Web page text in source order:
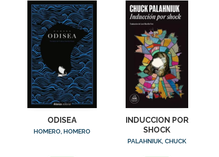
ODISEA
HOMERO, HOMERO
INDUCCION POR
SHOCK
PALAHNIUK, CHUCK